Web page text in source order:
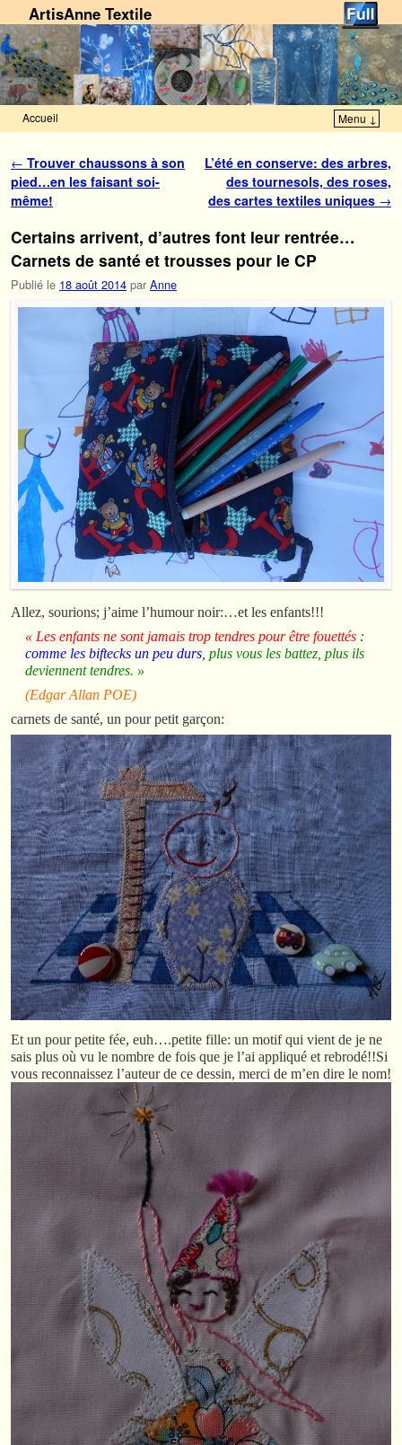
ArtisAnne Textile
Accueil Menu ↓
Navigation des articles
← Trouver chaussons à son
pied…en les faisant soi-
même!
L’été en conserve: des arbres,
des tournesols, des roses,
des cartes textiles uniques →
Certains arrivent, d’autres font leur rentrée…
Carnets de santé et trousses pour le CP
Publié le 18 août 2014 par Anne
Allez, sourions; j’aime l’humour noir:…et les enfants!!!
« Les enfants ne sont jamais trop tendres pour être fouettés:
comme les biftecks un peu durs, plus vous les battez, plus ils
deviennent tendres. »
(Edgar Allan POE)
carnets de santé, un pour petit garçon:
Et un pour petite fée, euh….petite fille: un motif qui vient de je ne
sais plus où vu le nombre de fois que je l’ai appliqué et rebrodé!!Si
vous reconnaissez l’auteur de ce dessin, merci de m’en dire le nom!